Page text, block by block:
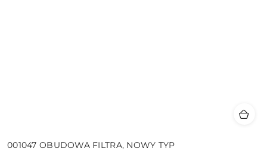
001047 OBUDOWA FILTRA, NOWY TYP